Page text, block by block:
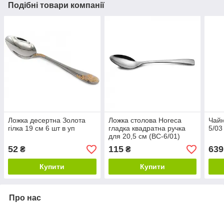
Подібні товари компанії
Ложка десертна Золота
гілка 19 см 6 шт в уп
52 ₴
Купити
Ложка столова Horeca
гладка квадратна ручка
для 20,5 см (BC-6/01)
115₴
Купити
5/
639
Про нас